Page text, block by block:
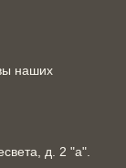
наших
д. 2 "а".